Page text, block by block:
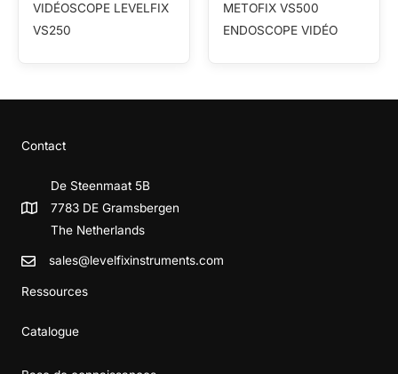
VIDÉOSCOPE LEVELFIX
VS250
METOFIX VS500
ENDOSCOPE VIDÉO
Contact
De Steenmaat 5B
7783 DE Gramsbergen
The Netherlands
sales@levelfixinstruments.com
Ressources
Catalogue